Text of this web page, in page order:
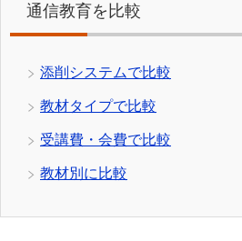
通信教育を比較
添削システムで比較
教材タイプで比較
受講費・会費で比較
教材別に比較